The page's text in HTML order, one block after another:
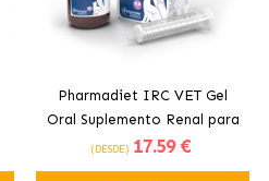
Pharmadiet IRC VET Gel
Oral Suplemento Renal para
Cães e Gatos
(DESDE) 17.59 €